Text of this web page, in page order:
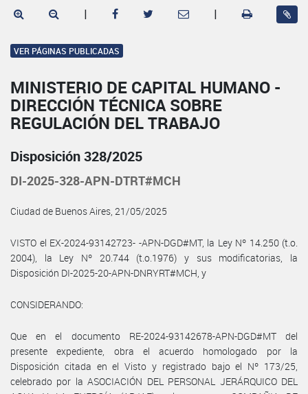
| |
VER PÁGINAS PUBLICADAS
MINISTERIO DE CAPITAL HUMANO -
DIRECCIÓN TÉCNICA SOBRE
REGULACIÓN DEL TRABAJO
Disposición 328/2025
DI-2025-328-APN-DTRT#MCH
Ciudad de Buenos Aires, 21/05/2025
VISTO el EX-2024-93142723- -APN-DGD#MT, la Ley Nº 14.250 (t.o.
2004), la Ley Nº 20.744 (t.o.1976) y sus modificatorias, la
Disposición DI-2025-20-APN-DNRYRT#MCH, y
CONSIDERANDO:
Que en el documento RE-2024-93142678-APN-DGD#MT del
presente expediente, obra el acuerdo homologado por la
Disposición citada en el Visto y registrado bajo el Nº 173/25,
celebrado por la ASOCIACIÓN DEL PERSONAL JERÁRQUICO DEL